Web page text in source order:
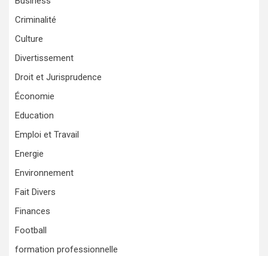
Criminalité
Culture
Divertissement
Droit et Jurisprudence
Économie
Education
Emploi et Travail
Energie
Environnement
Fait Divers
Finances
Football
formation professionnelle